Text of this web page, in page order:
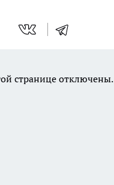
странице отключены.